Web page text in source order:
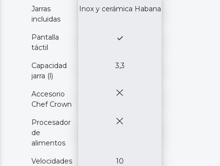
Jarras
incluidas
Inox y cerámica Habana
Pantalla
táctil
Capacidad
jarra (l)
3,3
Accesorio
Chef Crown
Procesador
de
alimentos
Velocidades 10